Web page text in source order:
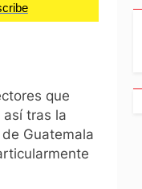
que
tras la
Guatemala